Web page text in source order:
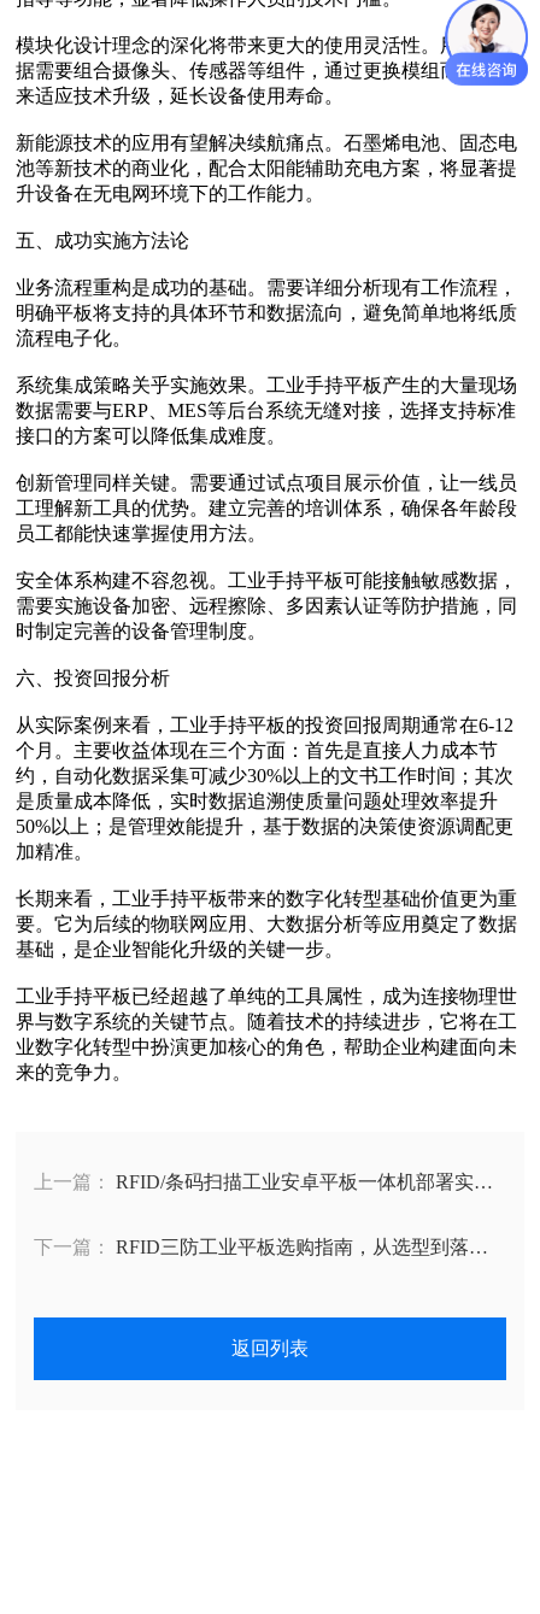
模块化设计理念‌的深化将带来更大的使用灵活性。用户可根
据需要组合摄像头、传感器等组件，通过更换模组而非整机
来适应技术升级，延长设备使用寿命。
新能源技术‌的应用有望解决续航痛点。石墨烯电池、固态电
池等新技术的商业化，配合太阳能辅助充电方案，将显著提
升设备在无电网环境下的工作能力。
五、成功实施方法论
业务流程重构‌是成功的基础。需要详细分析现有工作流程，
明确平板将支持的具体环节和数据流向，避免简单地将纸质
流程电子化。
系统集成策略‌关乎实施效果。工业手持平板产生的大量现场
数据需要与ERP、MES等后台系统无缝对接，选择支持标准
接口的方案可以降低集成难度。
创新管理‌同样关键。需要通过试点项目展示价值，让一线员
工理解新工具的优势。建立完善的培训体系，确保各年龄段
员工都能快速掌握使用方法。
安全体系‌构建不容忽视。工业手持平板可能接触敏感数据，
需要实施设备加密、远程擦除、多因素认证等防护措施，同
时制定完善的设备管理制度。
六、投资回报分析
从实际案例来看，工业手持平板的投资回报周期通常在6-12
个月。主要收益体现在三个方面：首先是‌直接人力成本节
约‌，自动化数据采集可减少30%以上的文书工作时间；其次
是‌质量成本降低‌，实时数据追溯使质量问题处理效率提升
50%以上；是‌管理效能提升‌，基于数据的决策使资源调配更
加精准。
长期来看，工业手持平板带来的‌数字化转型基础‌价值更为重
要。它为后续的物联网应用、大数据分析等应用奠定了数据
基础，是企业智能化升级的关键一步。
工业手持平板已经超越了单纯的工具属性，成为连接物理世
界与数字系统的关键节点。随着技术的持续进步，它将在工
业数字化转型中扮演更加核心的角色，帮助企业构建面向未
来的竞争力。
上一篇：RFID/条码扫描工业安卓平板一体机部署实
下一篇：RFID三防工业平板选购指南，从选型到落地
返回列表